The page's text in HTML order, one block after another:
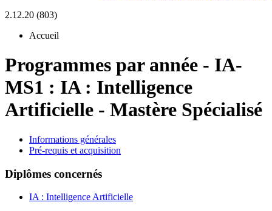
2.12.20 (803)
Accueil
Programmes par année - IA-
MS1 : IA : Intelligence
Artificielle - Mastère Spécialisé
Informations générales
Pré-requis et acquisition
Diplômes concernés
IA : Intelligence Artificielle